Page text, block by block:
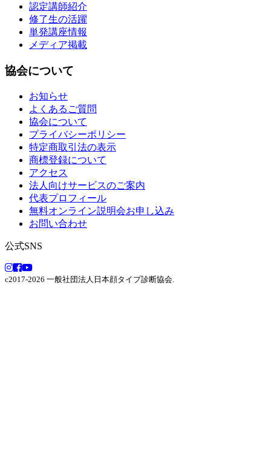
認定講師紹介
修了生の活躍
単発講座情報
メディア掲載
協会について
お知らせ
よくあるご質問
協会について
プライバシーポリシー
特定商取引法の表示
商標登録について
アクセス
法人向けサービスのご案内
代表プロフィール
無料オンライン説明会お申し込み
お問い合わせ
公式SNS
c2017-2026 一般社団法人日本顔タイプ診断協会.